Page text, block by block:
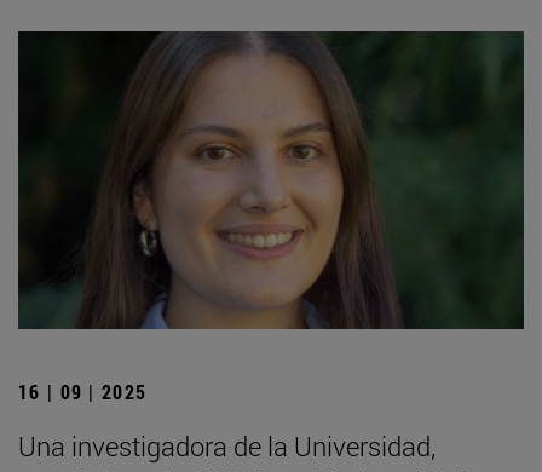
16 | 09 | 2025
Una investigadora de la Universidad,